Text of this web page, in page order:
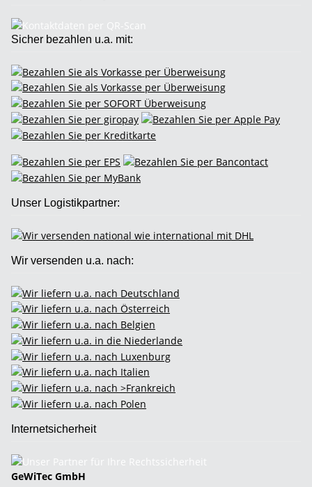
Sicher bezahlen u.a. mit:
Unser Logistikpartner:
Wir versenden u.a. nach:
Internetsicherheit
GeWiTec GmbH